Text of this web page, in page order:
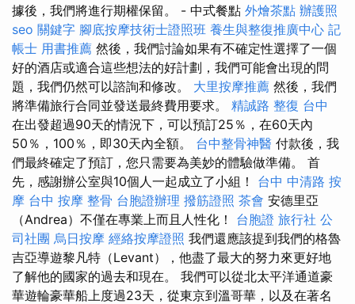
據後，我們將進行期權保留。 - 中式餐點 外燴茶點 辦護照
seo 關鍵字 腳底按摩技術士證照班 養生與整復推廣中心 記
帳士 用書推薦 然後，我們討論如果有不確定性選擇了一個
好的酒店或適合這些想法的好計劃，我們可能會出現的問
題，我們仍然可以諮詢和修改。 大里按摩推薦 然後，我們
將準備旅行合同並發送最終費用要求。 精誠路 整復 台中
在出發超過90天的情況下，可以預訂25％，在60天內
50％，100％，即30天內全額。 台中整骨神醫 付款後，我
們最終確定了預訂，您只需要為美妙的體驗做準備。 首
先，感謝辦公室與10個人一起成立了小組！ 台中 中清路 按
摩 台中 按摩 整骨 台胞證辦理 撥筋證照 茶會 安德里亞
（Andrea）不僅在專業上而且人性化！ 台胞證 旅行社 公
司社團 烏日按摩 經絡按摩證照 我們還應該提到我們的格魯
吉亞導遊黎凡特（Levant），他盡了最大的努力來更好地
了解他的國家的過去和現在。 我們可以從北太平洋通道豪
華遊輪豪華船上度過23天，從東京到溫哥華，以及在著名